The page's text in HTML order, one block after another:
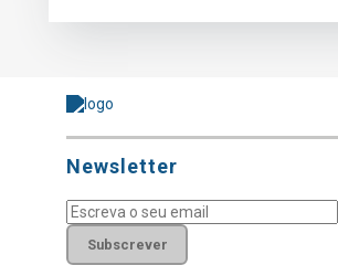
Newsletter
Subscrever